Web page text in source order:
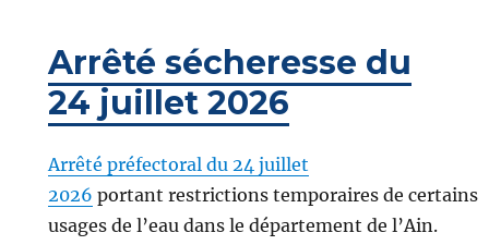
Arrêté sécheresse du
24 juillet 2026
Arrêté préfectoral du 24 juillet
2026 portant restrictions temporaires de certains
usages de l’eau dans le département de l’Ain.